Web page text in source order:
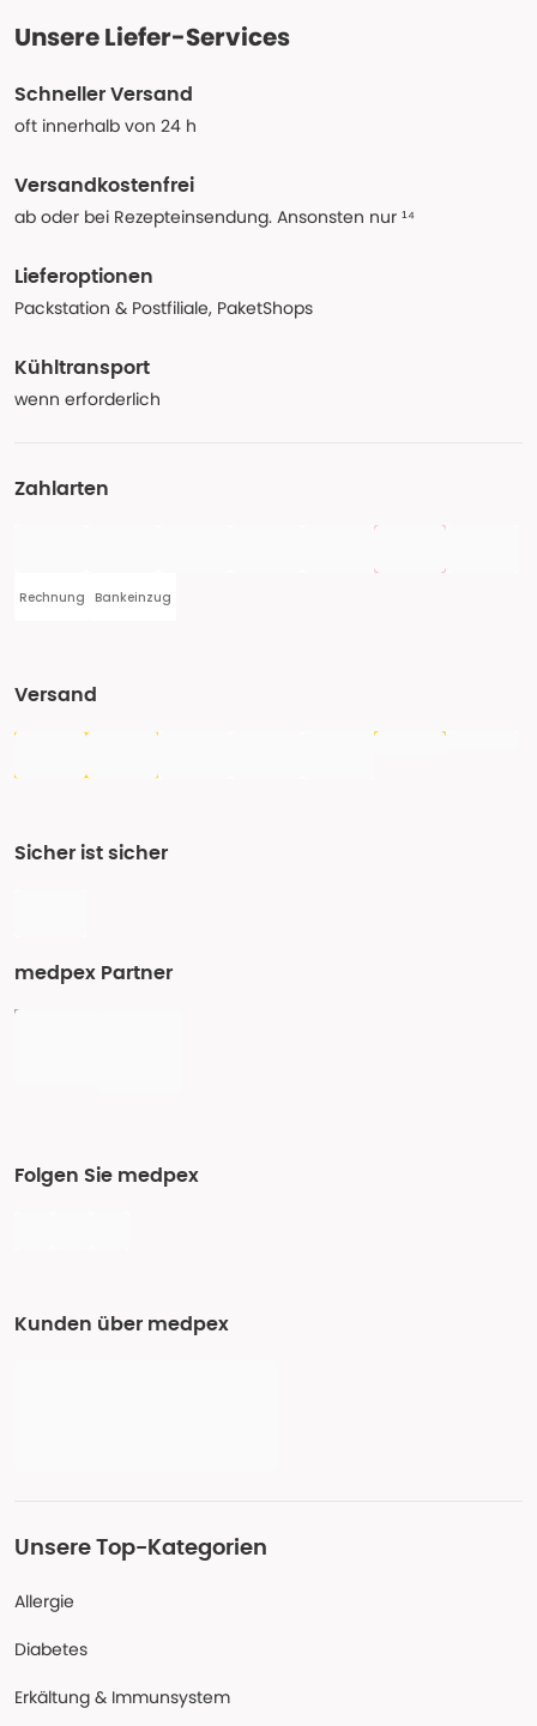
Unsere Liefer-Services
Schneller Versand
oft innerhalb von 24 h
Versandkostenfrei
ab oder bei Rezepteinsendung. Ansonsten nur ¹⁴
Lieferoptionen
Packstation & Postfiliale, PaketShops
Kühltransport
wenn erforderlich
Zahlarten
Rechnung Bankeinzug
Versand
Sicher ist sicher
medpex Partner
Folgen Sie medpex
Kunden über medpex
Unsere Top-Kategorien
Allergie
Diabetes
Erkältung & Immunsystem